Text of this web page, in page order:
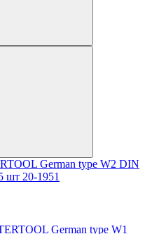
German type W2 DIN
шт 20-1951